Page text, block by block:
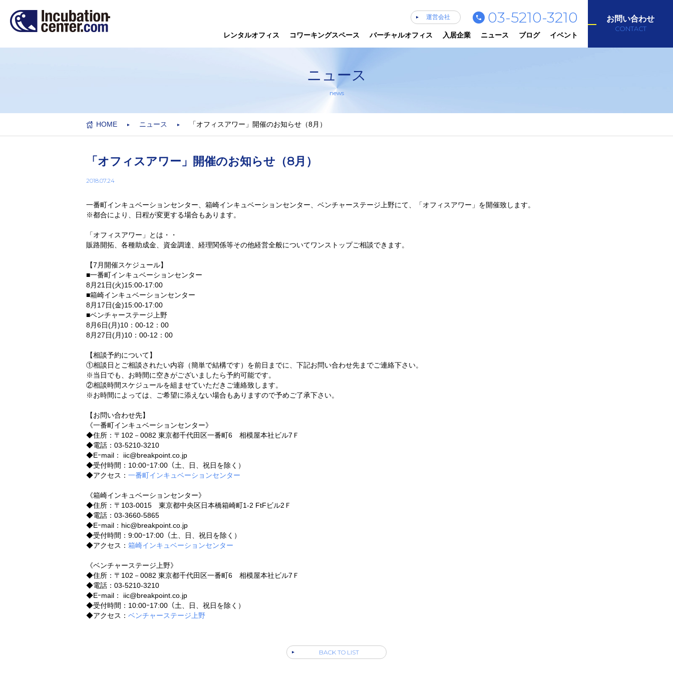
運営会社 03-5210-3210
レンタルオフィス コワーキングスペース バーチャルオフィス 入居企業 ニュース ブログ イベント
お問い合わせ
CONTACT
ニュース
news
HOME ニュース 「オフィスアワー」開催のお知らせ（8月）
「オフィスアワー」開催のお知らせ（8月）
2018.07.24
一番町インキュベーションセンター、箱崎インキュベーションセンター、ベンチャーステージ上野にて、「オフィスアワー」を開催致します。
※都合により、日程が変更する場合もあります。
「オフィスアワー」とは・・
販路開拓、各種助成金、資金調達、経理関係等その他経営全般についてワンストップご相談できます。
【7月開催スケジュール】
■一番町インキュベーションセンター
8月21日(火)15:00-17:00
■箱崎インキュベーションセンター
8月17日(金)15:00-17:00
■ベンチャーステージ上野
8月6日(月)10：00-12：00
8月27日(月)10：00-12：00
【相談予約について】
①相談日とご相談されたい内容（簡単で結構です）を前日までに、下記お問い合わせ先までご連絡下さい。
※当日でも、お時間に空きがございましたら予約可能です。
②相談時間スケジュールを組ませていただきご連絡致します。
※お時間によっては、ご希望に添えない場合もありますので予めご了承下さい。
【お問い合わせ先】
《一番町インキュベーションセンター》
◆住所：〒102－0082 東京都千代田区一番町6 相模屋本社ビル7Ｆ
◆電話：03-5210-3210
◆Eｰmail： iic@breakpoint.co.jp
◆受付時間：10:00ｰ17:00（土、日、祝日を除く）
◆アクセス： 一番町インキュベーションセンター
《箱崎インキュベーションセンター》
◆住所：〒103-0015 東京都中央区日本橋箱崎町1-2 FtFビル2Ｆ
◆電話：03-3660-5865
◆Eｰmail：hic@breakpoint.co.jp
◆受付時間：9:00ｰ17:00（土、日、祝日を除く）
◆アクセス： 箱崎インキュベーションセンター
《ベンチャーステージ上野》
◆住所：〒102－0082 東京都千代田区一番町6 相模屋本社ビル7Ｆ
◆電話：03-5210-3210
◆Eｰmail： iic@breakpoint.co.jp
◆受付時間：10:00ｰ17:00（土、日、祝日を除く）
◆アクセス： ベンチャーステージ上野
BACK TO LIST